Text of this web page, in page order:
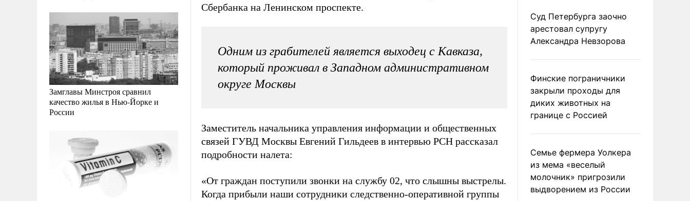
Замглавы Минстроя сравнил
качество жилья в Нью-Йорке и
России
Сбербанка на Ленинском проспекте.
Одним из грабителей является выходец с Кавказа,
который проживал в Западном административном
округе Москвы
Заместитель начальника управления информации и общественных
связей ГУВД Москвы Евгений Гильдеев в интервью РСН рассказал
подробности налета:
«От граждан поступили звонки на службу 02, что слышны выстрелы.
Когда прибыли наши сотрудники следственно-оперативной группы
Суд Петербурга заочно
арестовал супругу
Александра Невзорова
Финские пограничники
закрыли проходы для
диких животных на
границе с Россией
Семье фермера Уолкера
из мема «веселый
молочник» пригрозили
выдворением из России